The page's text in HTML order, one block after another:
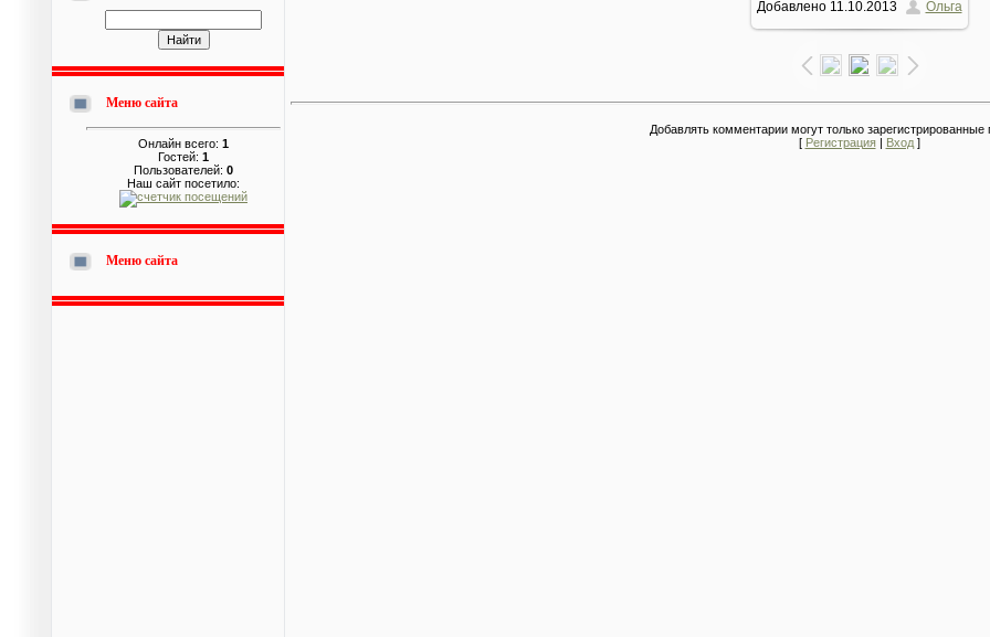
Меню сайта
Онлайн всего: 1
Гостей: 1
Пользователей: 0
Наш сайт посетило:
Меню сайта
1600x1019/ 263.1Kb
Добавлено11.10.2013 Ольга
Добавлять комментарии могут только зарегистрированные
[ Регистрация| Вход]